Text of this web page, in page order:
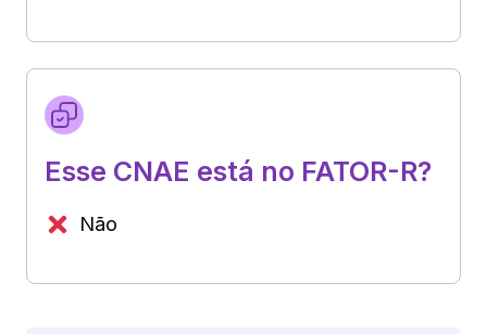
Esse CNAE está no FATOR-R?
Não